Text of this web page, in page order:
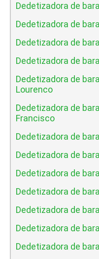
Dedetizadora de
Dedetizadora de
Dedetizadora de
Dedetizadora de
Dedetizadora de
Lourenco
Dedetizadora de
Francisco
Dedetizadora de
Dedetizadora de
Dedetizadora de
Dedetizadora de
Dedetizadora de
Dedetizadora de
Dedetizadora de